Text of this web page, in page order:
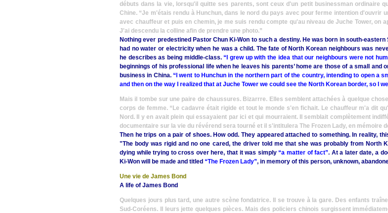
débuts dans la vie, lorsqu'il quitte ses parents, sont ceux d'un petit businessman ordinaire
Chine. “Je m'étais rendu à Hunchun, dans le nord du pays avec pour ferme intention d'ouvrir
avec chauffeur et puis en chemin, je me suis rendu compte qu'au niveau de Juche Tower, on
J'ai descendu la colline afin de prendre une photo.”
Nothing ever predestined Pastor Chun Ki-Won to such a destiny. He was born in south-
had no water or electricity when he was a child. The fate of North Korean neighbours was
he describes as being middle-class.“I grew up with the idea that our neighbours were not
beginnings of his professional life when he leaves his parents’ home are those of a small and
business in China.“I went to Hunchun in the northern part of the country, intending to open a
and then on the way I realized that at Juche Tower we could see the North Korean border, so I
Mais il tombe sur une paire de chaussures. Bizarrre. Elles semblent attachées à quelque
corps de femme. “Le cadavre était rigide et tout le monde s'en fichait. Le chauffeur m'a dit
Nord. Il y en avait plein qui essayaient par ici et qui mourraient. Il semblait complètement
documentaire sur la vie du révérend sera tourné et il s'intitulera The Frozen Lady, en mémoire
Then he trips on a pair of shoes. How odd. They appeared attached to something. In reality,
"The body was rigid and no one cared, the driver told me that she was probably from North
dying while trying to cross over here, that it was simply“a matter of fact”. At a later date, a
Ki-Won will be made and titled “The Frozen Lady”, in memory of this person, unknown,
Une vie de James Bond
A life of James Bond
Quelques jours plus tard, une autre scène fondatrice. Il se trouve à la gare. Des enfants
Sud-Coréens. Il leurs jette quelques pièces. Mais des policiers chinois surgissent